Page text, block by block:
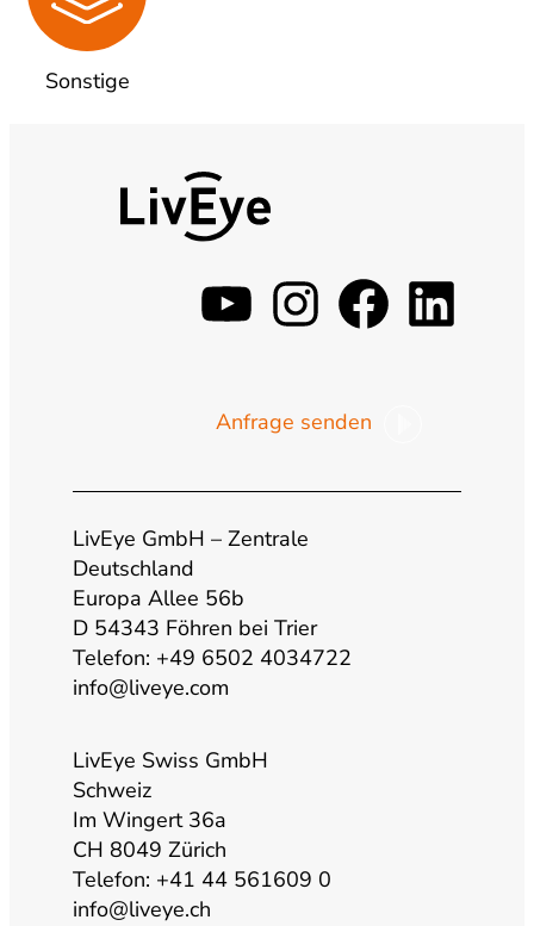
Sonstige
y
u
t
b
s
t
g
e
k
Anfrage senden
LivEye GmbH – Zentrale
Deutschland
Europa Allee 56b
D 54343 Föhren bei Trier
Telefon: +49 6502 4034722
info@liveye.com
LivEye Swiss GmbH
Schweiz
Im Wingert 36a
CH 8049 Zürich
Telefon: +41 44 561609 0
info@liveye.ch